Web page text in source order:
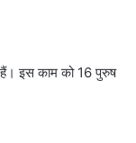
इस काम को 16 पुरुष